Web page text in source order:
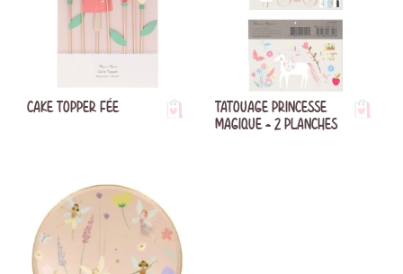
CAKE TOPPER FÉE
TATOUAGE PRINCESSE
MAGIQUE - 2 PLANCHES